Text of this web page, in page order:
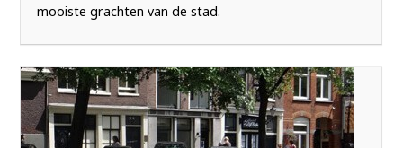
mooiste grachten van de stad.